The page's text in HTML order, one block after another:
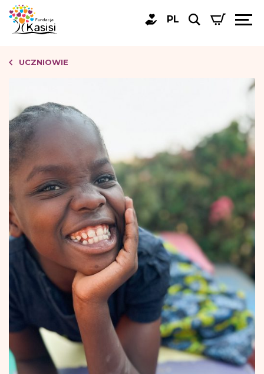
PL
UCZNIOWIE